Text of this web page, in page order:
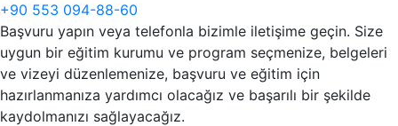
+90 553 094-88-60
Başvuru yapın veya telefonla bizimle iletişime geçin. Size
uygun bir eğitim kurumu ve program seçmenize, belgeleri
ve vizeyi düzenlemenize, başvuru ve eğitim için
hazırlanmanıza yardımcı olacağız ve başarılı bir şekilde
kaydolmanızı sağlayacağız.